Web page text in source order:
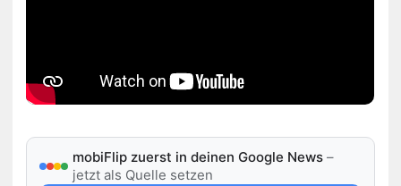
mobiFlip zuerst in deinen Google News –
jetzt als Quelle setzen